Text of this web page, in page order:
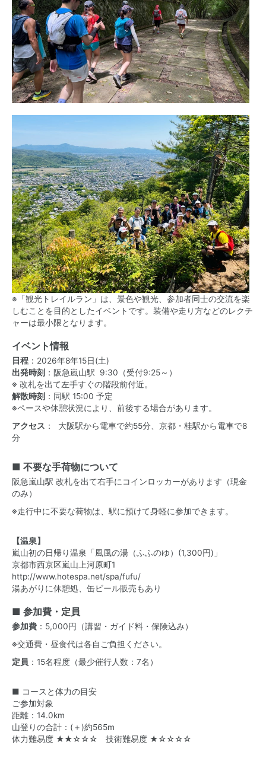
※「観光トレイルラン」は、景色や観光、参加者同士の交流を楽
しむことを目的としたイベントです。装備や走り方などのレクチ
ャーは最小限となります。
イベント情報
日程 ：2026年8年15日(土)
出発時刻 ：阪急嵐山駅 9:30（受付9:25～）
※ 改札を出て左手すぐの階段前付近。
解散時刻 ：同駅 15:00 予定
※ペースや休憩状況により、前後する場合があります。
アクセス ： 大阪駅から電車で約55分、京都・桂駅から電車で8
分
■ 不要な手荷物について
阪急嵐山駅 改札を出て右手にコインロッカーがあります（現金
のみ）
※走行中に不要な荷物は、駅に預けて身軽に参加できます。
【温泉】
嵐山初の日帰り温泉「風風の湯（ふふのゆ）(1,300円)」
京都市西京区嵐山上河原町1
http://www.hotespa.net/spa/fufu/
湯あがりに休憩処、缶ビール販売もあり
■ 参加費・定員
参加費 ：5,000円（講習・ガイド料・保険込み）
※交通費・昼食代は各自ご負担ください。
定員 ：15名程度（最少催行人数：7名）
■ コースと体力の目安
ご参加対象
距離：14.0km
山登りの合計：(＋)約565m
体力難易度 ★★☆☆☆ 技術難易度 ★☆☆☆☆